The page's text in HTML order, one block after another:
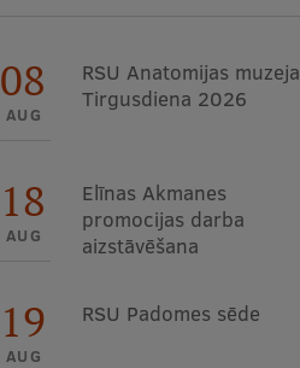
08
AUG
RSU Anatomijas muzeja
Tirgusdiena 2026
18
AUG
Elīnas Akmanes
promocijas darba
aizstāvēšana
19
AUG
RSU Padomes sēde